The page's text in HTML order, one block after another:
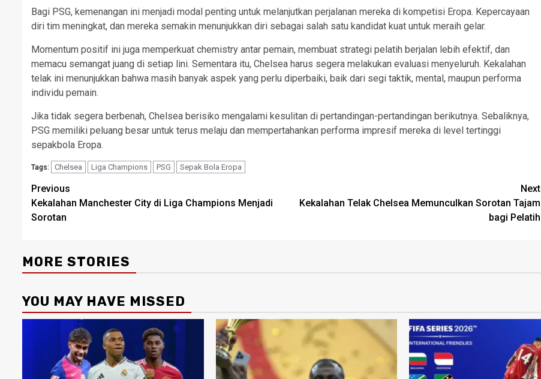
Bagi PSG, kemenangan ini menjadi modal penting untuk melanjutkan perjalanan mereka di kompetisi Eropa. Kepercayaan
diri tim meningkat, dan mereka semakin menunjukkan diri sebagai salah satu kandidat kuat untuk meraih gelar.
Momentum positif ini juga memperkuat chemistry antar pemain, membuat strategi pelatih berjalan lebih efektif, dan
memacu semangat juang di setiap lini. Sementara itu, Chelsea harus segera melakukan evaluasi menyeluruh. Kekalahan
telak ini menunjukkan bahwa masih banyak aspek yang perlu diperbaiki, baik dari segi taktik, mental, maupun performa
individu pemain.
Jika tidak segera berbenah, Chelsea berisiko mengalami kesulitan di pertandingan-pertandingan berikutnya. Sebaliknya,
PSG memiliki peluang besar untuk terus melaju dan mempertahankan performa impresif mereka di level tertinggi
sepakbola Eropa.
Tags: Chelsea Liga Champions PSG Sepak Bola Eropa
Post
navigation
Previous
Kekalahan Manchester City di Liga Champions Menjadi
Sorotan
Next
Kekalahan Telak Chelsea Memunculkan Sorotan Tajam
bagi Pelatih
MORE STORIES
YOU MAY HAVE MISSED